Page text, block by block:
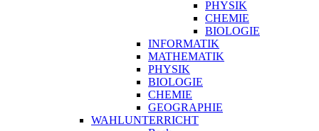
PHYSIK
CHEMIE
BIOLOGIE
INFORMATIK
MATHEMATIK
PHYSIK
BIOLOGIE
CHEMIE
GEOGRAPHIE
WAHLUNTERRICHT